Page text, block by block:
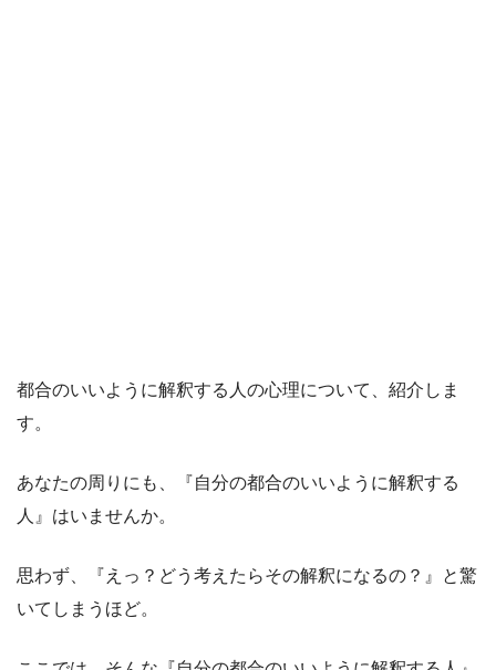
都合のいいように解釈する人の心理について、紹介しま
す。
あなたの周りにも、『自分の都合のいいように解釈する
人』はいませんか。
思わず、『えっ？どう考えたらその解釈になるの？』と驚
いてしまうほど。